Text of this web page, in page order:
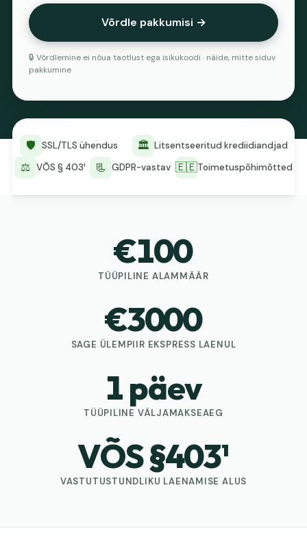
Võrdle pakkumisi →
🔒 Võrdlemine ei nõua taotlust ega isikukoodi · näide, mitte siduv
pakkumine
🛡️ SSL/TLS ühendus 🏛️ Litsentseeritud krediidiandjad
⚖️ VÕS § 403¹ 📃 GDPR-vastav 🇪🇪Toimetuspõhimõtted
€100
TÜÜPILINE ALAMMÄÄR
€3000
SAGE ÜLEMPIIR EKSPRESS LAENUL
1päev
TÜÜPILINE VÄLJAMAKSEAEG
VÕS §403¹
VASTUTUSTUNDLIKU LAENAMISE ALUS